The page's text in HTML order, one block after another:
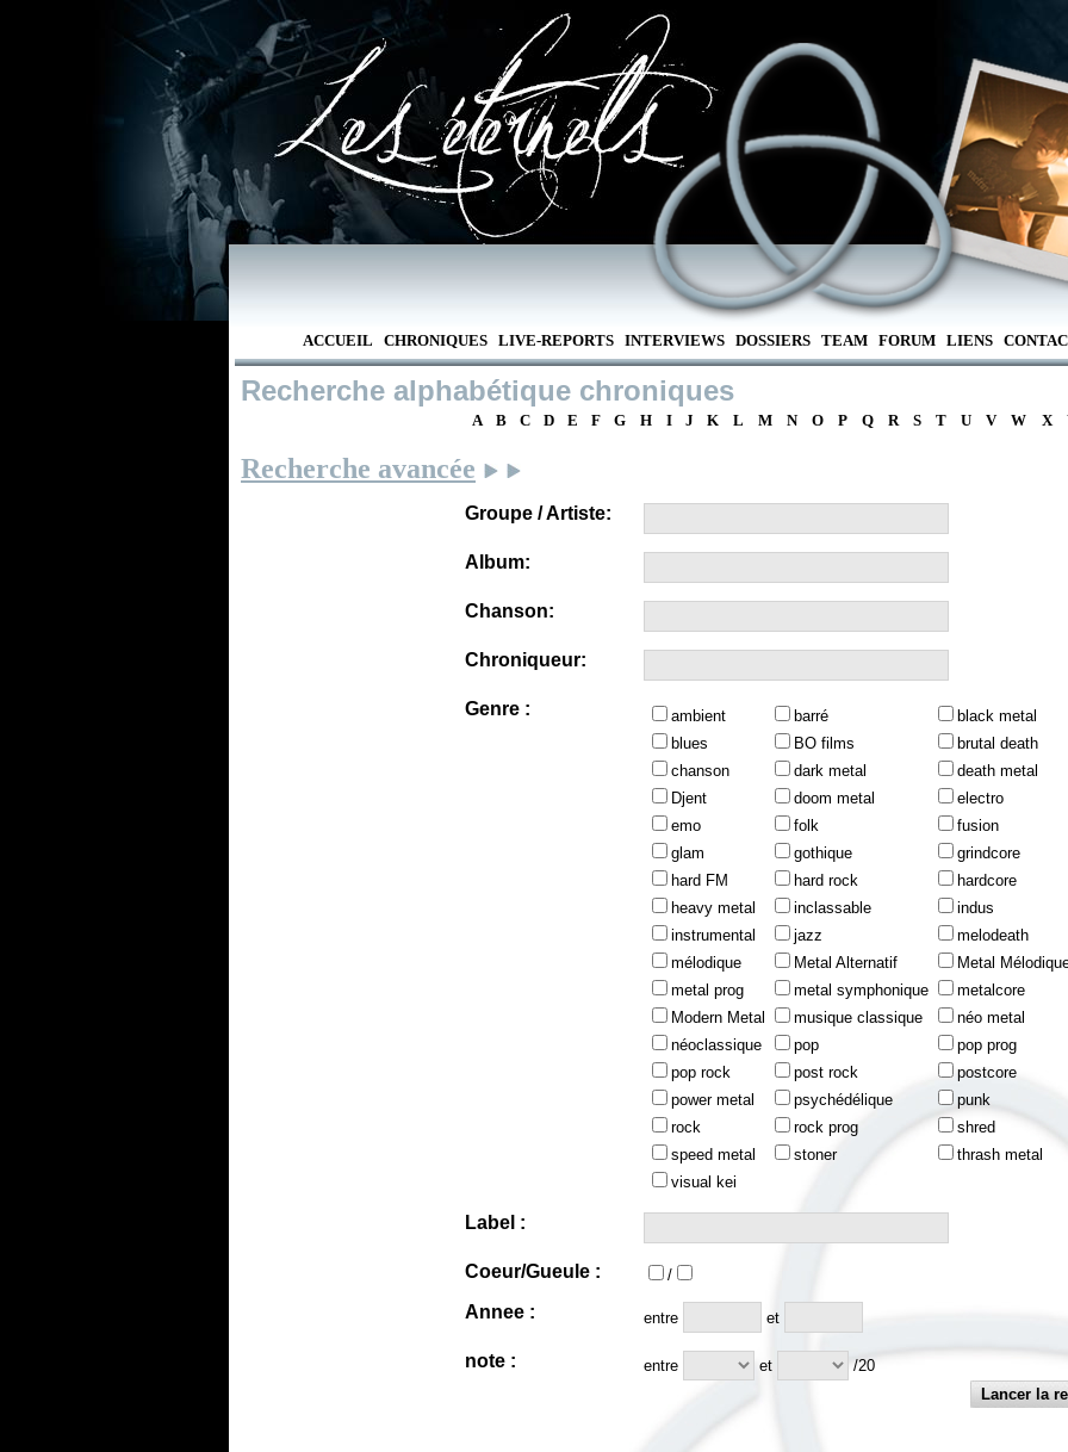
ACCUEIL CHRONIQUES LIVE-REPORTS INTERVIEWS DOSSIERS TEAM FORUM LIENS
Recherche alphabétique chroniques
A B C D E F G H I J K L M N O P Q R S T U V W X
Recherche avancée
Groupe / Artiste:
Album:
Chanson:
Chroniqueur:
Genre : ambient barré
black metal
blues
BO films
brutal death
chanson
dark metal
death metal
Djent
doom metal
electro
emo
folk
fusion
glam
gothique
grindcore
hard FM
hard rock
hardcore
heavy metal
inclassable
indus
instrumental
jazz
melodeath
mélodique
Metal Alternatif
Metal
metal prog
metal symphonique
metalcore
Modern Metal
musique classique
néo metal
néoclassique
pop
pop prog
pop rock
post rock
postcore
power metal
psychédélique
punk
rock
rock prog
shred
speed metal
stoner
thrash metal
visual kei
Label :
Coeur/Gueule : /
Annee : entre et
note : entre et /20